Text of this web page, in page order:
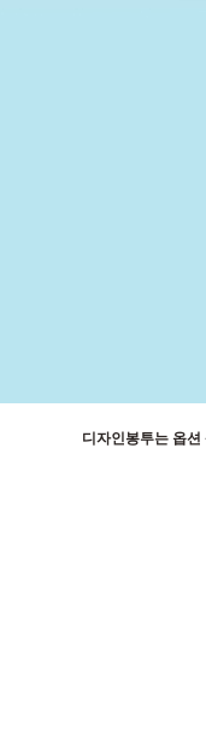
디자인봉투는 옵